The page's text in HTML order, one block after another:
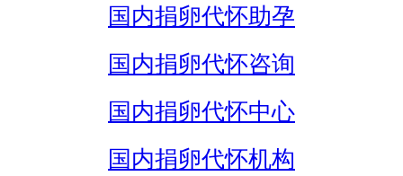
国内捐卵代怀助孕
国内捐卵代怀咨询
国内捐卵代怀中心
国内捐卵代怀机构